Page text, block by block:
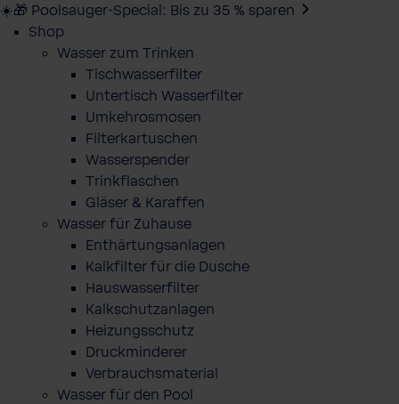
☀️🎁 Poolsauger-Special: Bis zu 35 % sparen
Shop
Wasser zum Trinken
Tischwasserfilter
Untertisch Wasserfilter
Umkehrosmosen
Filterkartuschen
Wasserspender
Trinkflaschen
Gläser & Karaffen
Wasser für Zuhause
Enthärtungsanlagen
Kalkfilter für die Dusche
Hauswasserfilter
Kalkschutzanlagen
Heizungsschutz
Druckminderer
Verbrauchsmaterial
Wasser für den Pool